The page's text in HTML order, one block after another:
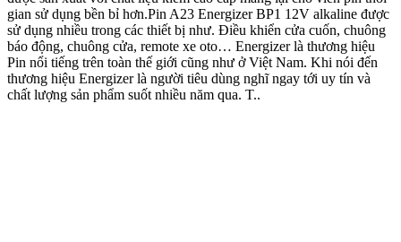
gian sử dụng bền bỉ hơn.Pin A23 Energizer BP1 12V alkaline được
sử dụng nhiều trong các thiết bị như. Điều khiển cửa cuốn, chuông
báo động, chuông cửa, remote xe oto… Energizer là thương hiệu
Pin nổi tiếng trên toàn thế giới cũng như ở Việt Nam. Khi nói đến
thương hiệu Energizer là người tiêu dùng nghĩ ngay tới uy tín và
chất lượng sản phẩm suốt nhiều năm qua. T..